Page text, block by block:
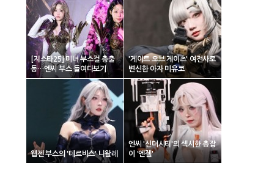
[지스타25] 미녀 부스걸 총출
동…엔씨 부스 들여다보기
'게이트 오브 게이츠' 여전사로
변신한 아자 미유코
웹젠 부스의 '테르비스' 니왈레
엔씨 '신더시티'의 섹시한 총잡
이 '엔젤'